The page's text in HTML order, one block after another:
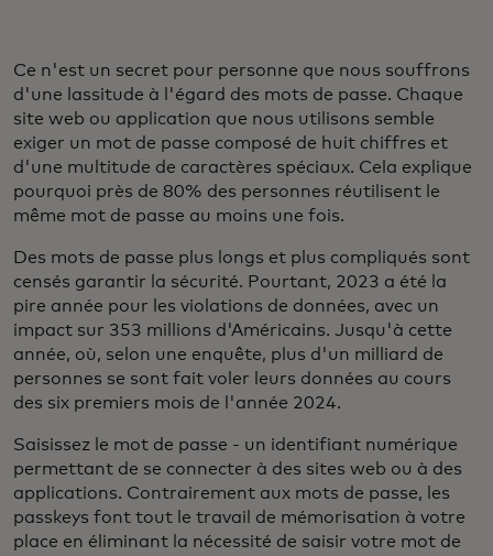
Ce n'est un secret pour personne que nous souffrons
d'une lassitude à l'égard des mots de passe. Chaque
site web ou application que nous utilisons semble
exiger un mot de passe composé de huit chiffres et
d'une multitude de caractères spéciaux. Cela explique
pourquoi près de 80% des personnes réutilisent le
même mot de passe au moins une fois.
Des mots de passe plus longs et plus compliqués sont
censés garantir la sécurité. Pourtant, 2023 a été la
pire année pour les violations de données, avec un
impact sur 353 millions d'Américains. Jusqu'à cette
année, où, selon une enquête, plus d'un milliard de
personnes se sont fait voler leurs données au cours
des six premiers mois de l'année 2024.
Saisissez le mot de passe - un identifiant numérique
permettant de se connecter à des sites web ou à des
applications. Contrairement aux mots de passe, les
passkeys font tout le travail de mémorisation à votre
place en éliminant la nécessité de saisir votre mot de